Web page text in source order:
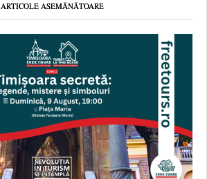
ARTICOLE ASEMĂNĂTOARE